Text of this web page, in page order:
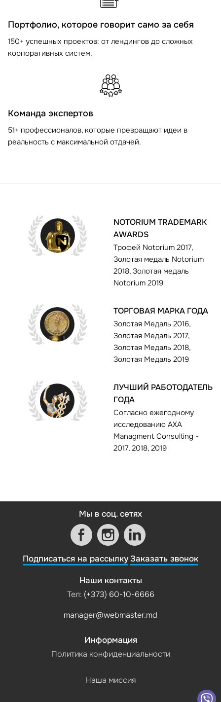
Портфолио, которое говорит само за себя
150+ успешных проектов: от лендингов до сложных
корпоративных систем.
Команда экспертов
51+ профессионалов, которые превращают идеи в
реальность с максимальной отдачей.
NOTORIUM TRADEMARK
AWARDS
Трофей Notorium 2017,
Золотая медаль Notorium
2018, Золотая медаль
Notorium 2019
ТОРГОВАЯ МАРКА ГОДА
Золотая Медаль 2016,
Золотая Медаль 2017,
Золотая Медаль 2018,
Золотая Медаль 2019
ЛУЧШИЙ РАБОТОДАТЕЛЬ
ГОДА
Согласно ежегодному
исследованию AXA
Managment Consulting -
2017, 2018, 2019
Мы в соц. сетях
Подписаться на рассылкуЗаказать звонок
Наши контакты
Тел: (+373) 60-10-6666
manager@webmaster.md
Информация
Политика конфиденциальности
Наша миссия